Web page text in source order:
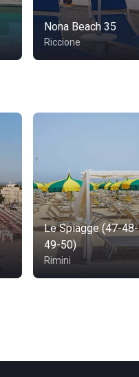
Nona Beach 35
Riccione
Le Spiagge (47-48-
49-50)
Rimini